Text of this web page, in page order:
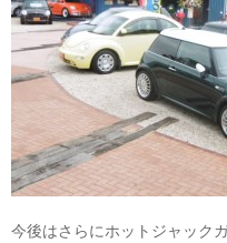
今後はさらにホットジャック